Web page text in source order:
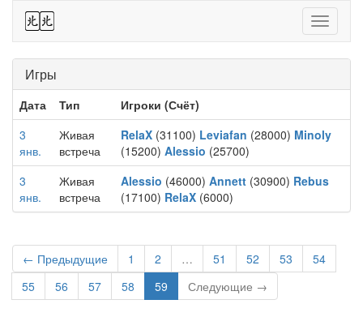
Toggle
44
Игры
Дата Тип
Игроки (Счёт)
3
янв.
Живая
встреча
RelaX (31100) Leviafan (28000) Minoly
(15200) Alessio (25700)
3
янв.
Живая
встреча
Alessio (46000) Annett (30900) Rebus
(17100) RelaX (6000)
← Предыдущие 1 2 … 51 52 53
54
55
56 57 58 59 Следующие →